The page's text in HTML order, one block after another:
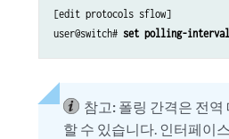
[edit protocols sflow]
user@switch# set polling-
참고: 폴링 간격은 전역
할 수 있습니다. 인터페이